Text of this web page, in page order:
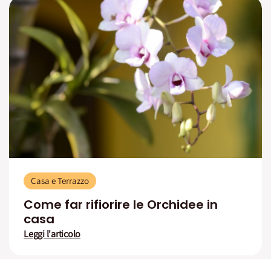
Casa e Terrazzo
Come far rifiorire le Orchidee in
casa
Leggi l'articolo